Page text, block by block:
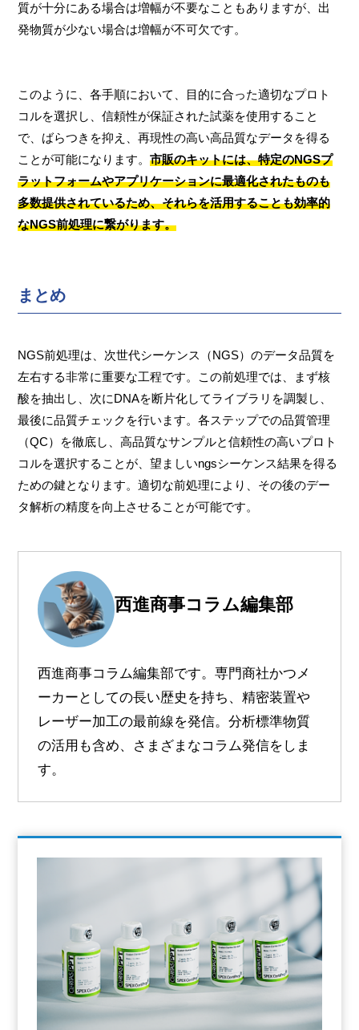
質が十分にある場合は増幅が不要なこともありますが、出
発物質が少ない場合は増幅が不可欠です。
このように、各手順において、目的に合った適切なプロト
コルを選択し、信頼性が保証された試薬を使用すること
で、ばらつきを抑え、再現性の高い高品質なデータを得る
ことが可能になります。市販のキットには、特定のNGSプ
ラットフォームやアプリケーションに最適化されたものも
多数提供されているため、それらを活用することも効率的
なNGS前処理に繋がります。
まとめ
NGS前処理は、次世代シーケンス（NGS）のデータ品質を
左右する非常に重要な工程です。この前処理では、まず核
酸を抽出し、次にDNAを断片化してライブラリを調製し、
最後に品質チェックを行います。各ステップでの品質管理
（QC）を徹底し、高品質なサンプルと信頼性の高いプロト
コルを選択することが、望ましいngsシーケンス結果を得る
ための鍵となります。適切な前処理により、その後のデー
タ解析の精度を向上させることが可能です。
西進商事コラム編集部
西進商事コラム編集部です。専門商社かつメ
ーカーとしての長い歴史を持ち、精密装置や
レーザー加工の最前線を発信。分析標準物質
の活用も含め、さまざまなコラム発信をしま
す。